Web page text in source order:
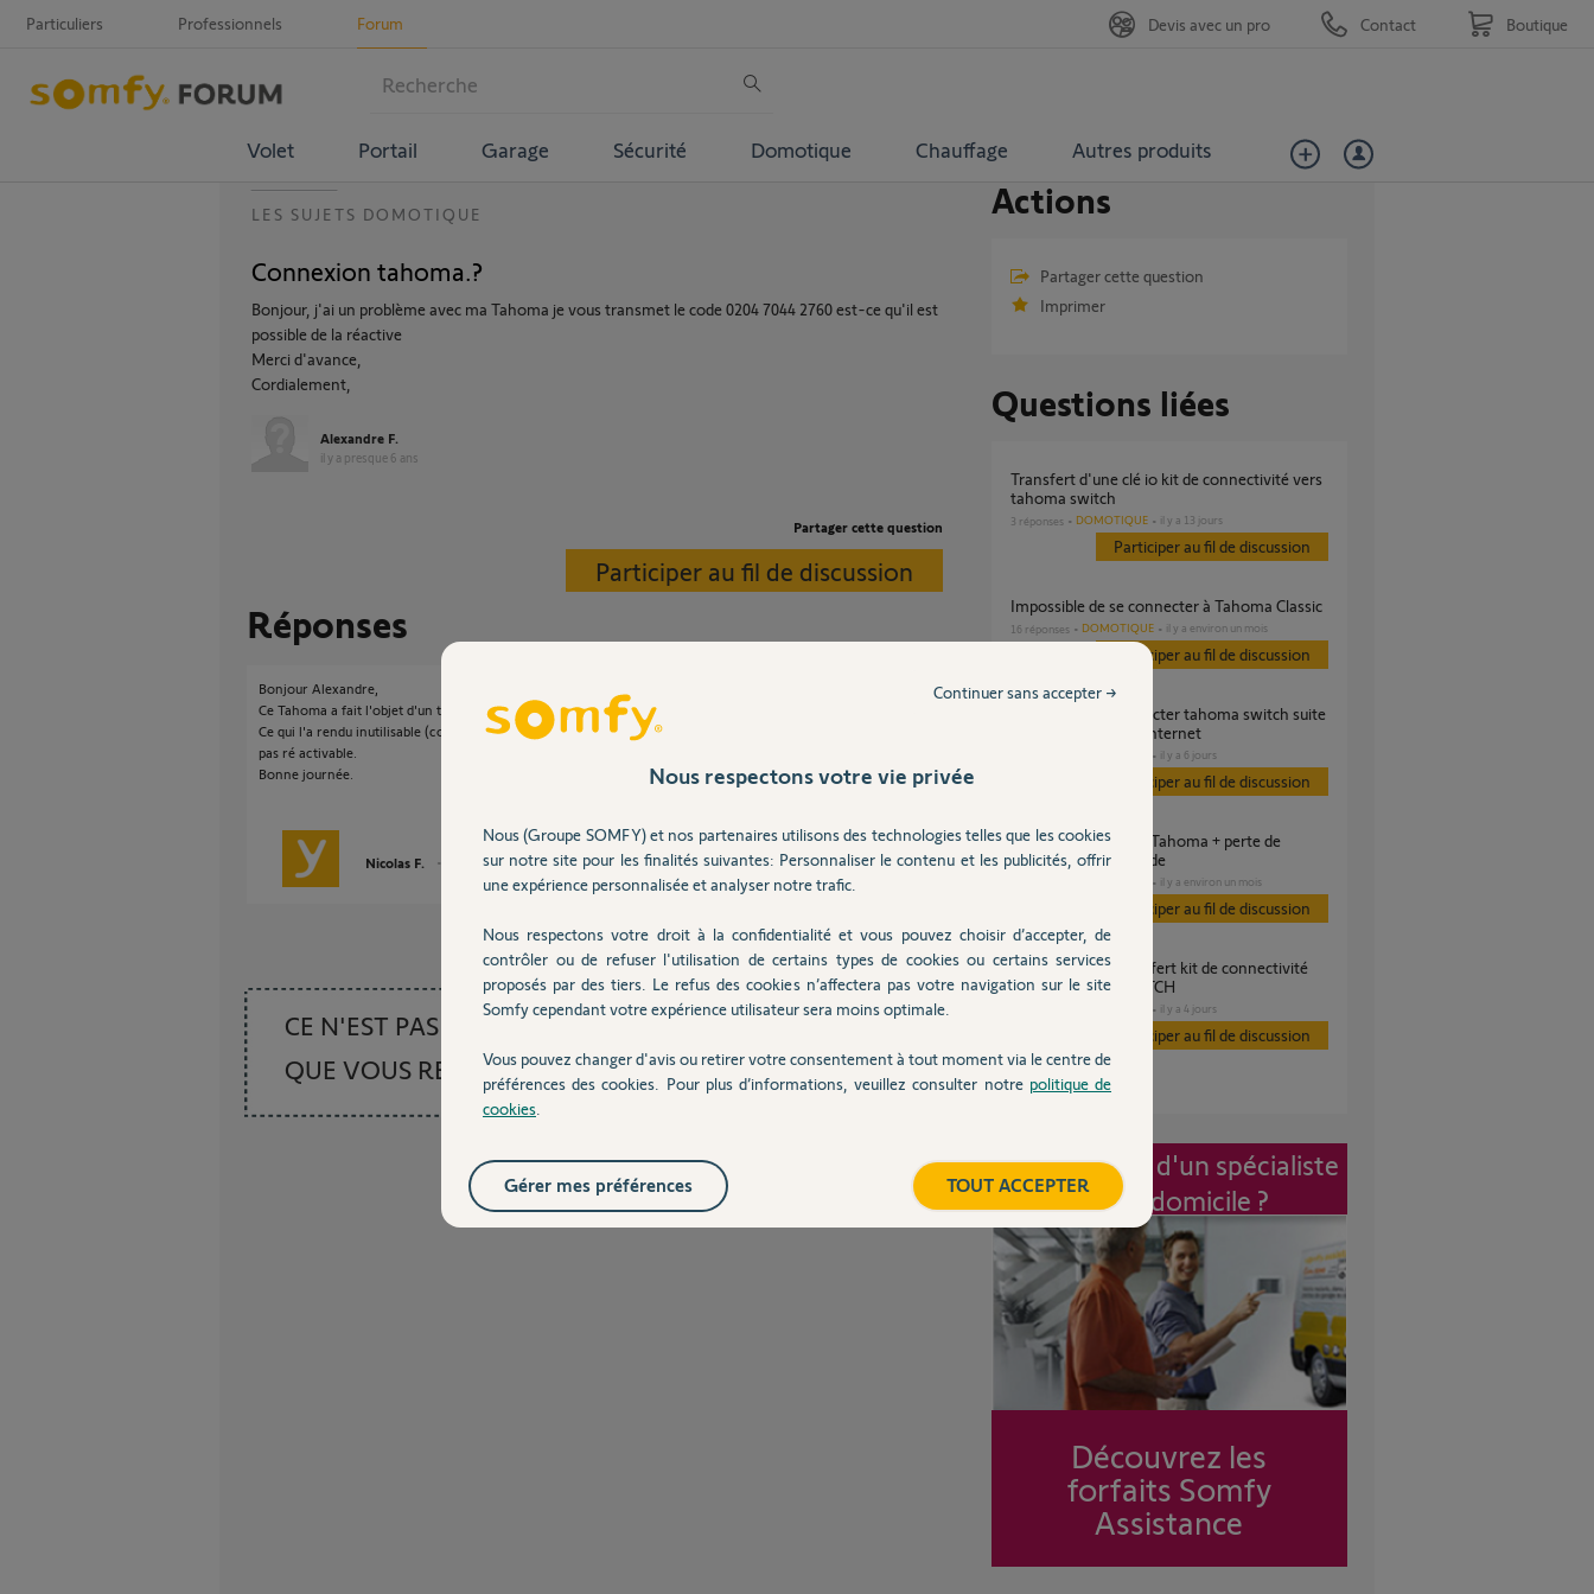
Particuliers Professionnels Forum
Volet Portail Garage Sécurité Domotique Chauffage Autres produits
Devis avec un pro Contact Boutique
LES SUJETS DOMOTIQUE
Connexion tahoma.?
Bonjour, j'ai un problème avec ma Tahoma je vous transmet le code 0204 7044 2760 est-ce qu'il est
possible de la réactive
Merci d'avance,
Cordialement,
Alexandre F.
il y a presque 6 ans
Partager cette question
Participer au fil de discussion
Réponses
Bonjour Alexandre,
Ce Tahoma a fait l'objet d'un transfert vers un autre tahoma V2,
Ce qui l'a rendu inutilisable (comme indiqué lors de la procédure de transfert). il n'est donc
pas ré activable.
Bonne journée.
Nicolas F. il y a presque 6 ans
CE N'EST PAS CE
QUE VOUS RECHERCHEZ
Posez votre question
Actions
Partager cette question
Imprimer
Questions liées
Transfert d'une clé io kit de connectivité vers
tahoma switch
3 réponses DOMOTIQUE il y a 13 jours
Participer au fil de discussion
Impossible de se connecter à Tahoma Classic
16 réponses DOMOTIQUE il y a environ un mois
Participer au fil de discussion
a changement box internet
il y a 6 jours
Participer au fil de discussion
perte de connexion Tahoma + perte de
portée télécommande
il y a environ un mois
Participer au fil de discussion
je souhaite un transfert kit de connectivité
vers TAHOMA SWITCH
il y a 4 jours
Participer au fil de discussion
Intervention d'un spécialiste
à mon domicile ?
Découvrez les
forfaits Somfy
Assistance
Nous respectons votre vie privée
Nous (Groupe SOMFY) et nos partenaires utilisons des technologies telles que les cookies
sur notre site pour les finalités suivantes: Personnaliser le contenu et les publicités, offrir
une expérience personnalisée et analyser notre trafic.
Nous respectons votre droit à la confidentialité et vous pouvez choisir d’accepter, de
contrôler ou de refuser l'utilisation de certains types de cookies ou certains services
proposés par des tiers. Le refus des cookies n’affectera pas votre navigation sur le site
Somfy cependant votre expérience utilisateur sera moins optimale.
Vous pouvez changer d'avis ou retirer votre consentement à tout moment via le centre de
préférences des cookies. Pour plus d’informations, veuillez consulter notre politique de
cookies
Continuer sans accepter →
TOUT ACCEPTER
Gérer mes préférences